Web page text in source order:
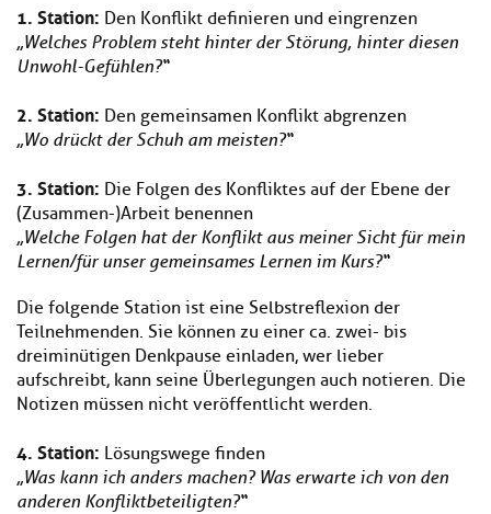
1.Station: Den Konflikt definieren und eingrenzen
„Welches Problem steht hinter der Störung, hinter diesen
Unwohl-Gefühlen?“
2.Station: Den gemeinsamen Konflikt abgrenzen
„Wo drückt der Schuh am meisten?“
3.Station: Die Folgen des Konfliktes auf der Ebene der
(Zusammen-)Arbeit benennen
„Welche Folgen hat der Konflikt aus meiner Sicht für mein
Lernen/für unser gemeinsames Lernen im Kurs?“
Die folgende Station ist eine Selbstreflexion der
Teilnehmenden. Sie können zu einer ca. zwei- bis
dreiminütigen Denkpause einladen, wer lieber
aufschreibt, kann seine Überlegungen auch notieren. Die
Notizen müssen nicht veröffentlicht werden.
4.Station: Lösungswege finden
„Was kann ich anders machen? Was erwarte ich von den
anderen Konfliktbeteiligten?“